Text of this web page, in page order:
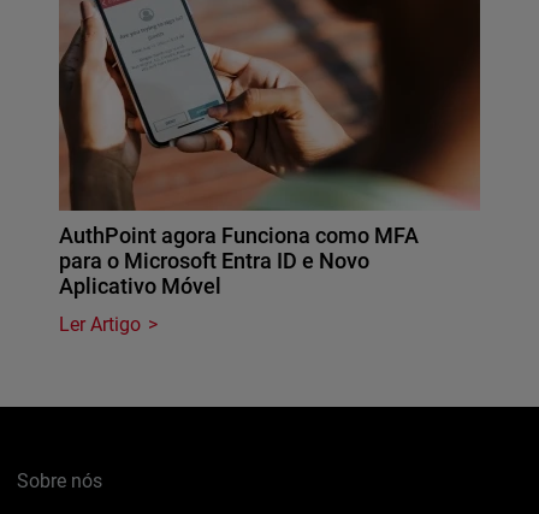
AuthPoint agora Funciona como MFA
para o Microsoft Entra ID e Novo
Aplicativo Móvel
Ler Artigo
Sobre nós